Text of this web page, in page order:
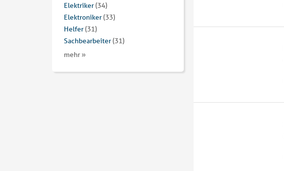
Elektriker(34)
Elektroniker(33)
Helfer(31)
Sachbearbeiter(31)
mehr »